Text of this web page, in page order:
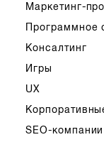
Маркетинг-
Программное
Консалтинг
Игры
UX
SEO-компании